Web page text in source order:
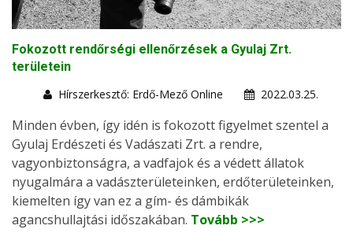
Fokozott rendőrségi ellenőrzések a Gyulaj Zrt.
területein
Hírszerkesztő: Erdő-Mező Online
2022.03.25.
Minden évben, így idén is fokozott figyelmet szentel a
Gyulaj Erdészeti és Vadászati Zrt. a rendre,
vagyonbiztonságra, a vadfajok és a védett állatok
nyugalmára a vadászterületeinken, erdőterületeinken,
kiemelten így van ez a gím- és dámbikák
agancshullajtási időszakában. Tovább >>>